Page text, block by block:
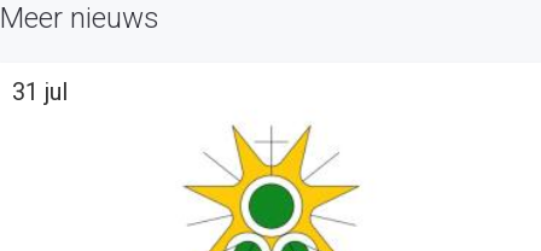
Meer nieuws
31 jul